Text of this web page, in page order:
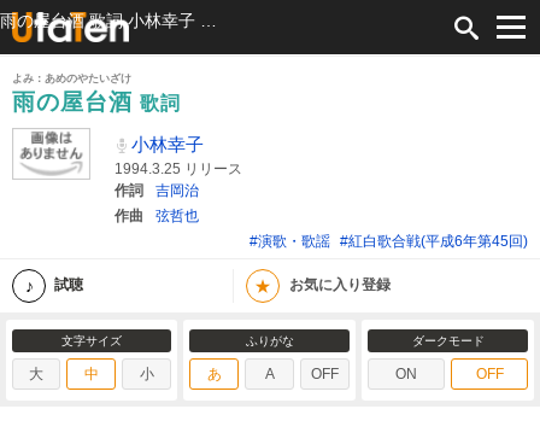
よみ：あめのやたいざけ
雨の屋台酒 歌詞
小林幸子
1994.3.25 リリース
作詞
吉岡治
作曲
弦哲也
#演歌・歌謡 #紅白歌合戦(平成6年第45回)
試聴 ★ お気に入り登録
文字サイズ
大 中 小
ふりがな
あ A OFF
ダークモード
ON OFF